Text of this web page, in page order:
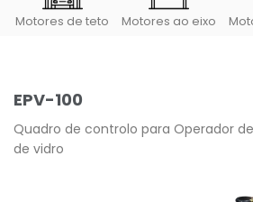
Motores de teto Motores ao eixo
EPV-100
Quadro de controlo para Operador
de vidro